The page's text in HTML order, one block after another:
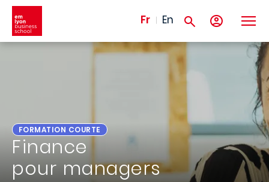
Aller au contenu principal
Fr En
FORMATION COURTE
Finance
pour managers